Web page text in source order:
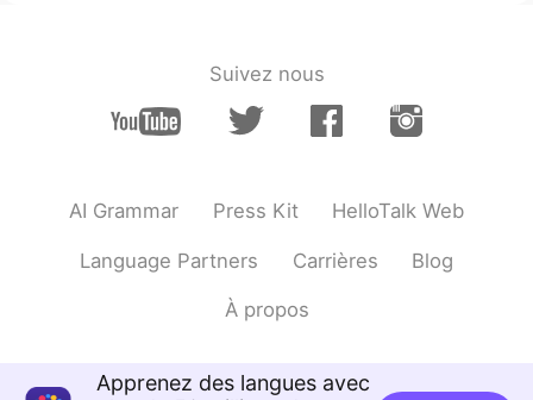
Ven. 2021.03.05 14:48
JP EN
かわいすぎる❣️
JP EN
Suivez nous
AI Grammar Press Kit HelloTalk Web
Language Partners Carrières Blog
À propos
Apprenez des langues avec